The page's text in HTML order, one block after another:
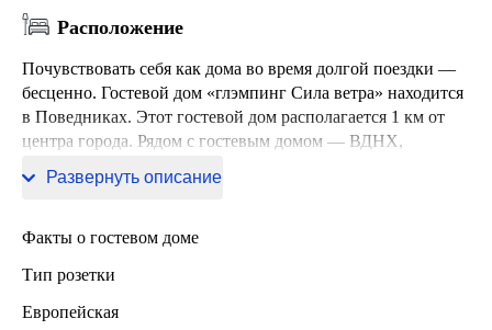
Расположение
Почувствовать себя как дома во время долгой поездки —
бесценно. Гостевой дом «глэмпинг Сила ветра» находится
в Поведниках. Этот гостевой дом располагается 1 км от
центра города. Рядом с гостевым домом — ВДНХ,
Развернуть описание
Факты о гостевом доме
Тип розетки
Европейская